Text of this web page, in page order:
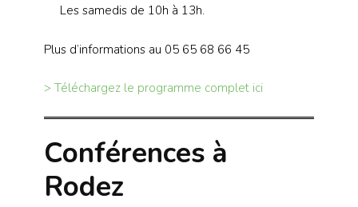
Les samedis de 10h à 13h.
Plus d’informations au 05 65 68 66 45
> Téléchargez le programme complet ici
Conférences à
Rodez